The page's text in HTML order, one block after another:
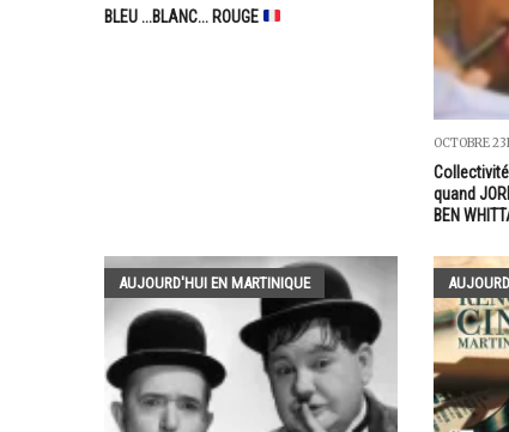
BLEU ...BLANC... ROUGE
OCTOBRE
quand
BEN
AUJOURD'HUI EN MARTINIQUE